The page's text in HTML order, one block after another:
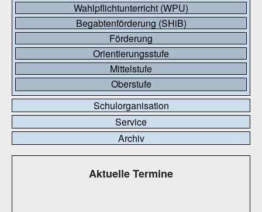
Wahlpflichtunterricht (WPU)
Begabtenförderung (SHiB)
Förderung
Orientierungsstufe
Mittelstufe
Oberstufe
Schulorganisation
Service
Archiv
Aktuelle Termine